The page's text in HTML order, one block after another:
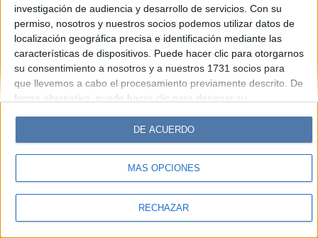
investigación de audiencia y desarrollo de servicios. Con su
permiso, nosotros y nuestros socios podemos utilizar datos de
localización geográfica precisa e identificación mediante las
características de dispositivos. Puede hacer clic para otorgarnos
su consentimiento a nosotros y a nuestros 1731 socios para
que llevemos a cabo el procesamiento previamente descrito. De
forma alternativa, puede hacer clic para denegar su
cambiar sus preferencias antes de otorgar su consentimiento.
Tenga en cuenta que algún procesamiento de sus datos
personales puede no requerir de su consentimiento, pero usted
tiene el derecho de rechazar tal procesamiento. Sus
sus preferencias o retirar su consentimiento en cualquier
MÁS OPCIONES
RECHAZAR
DE ACUERDO